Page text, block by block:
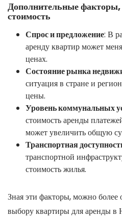
Дополнительные
стоимость
Спрос и предложение: В
аренду квартир может
ценах.
Состояние рынка
ситуация в стране и
цены.
Уровень коммунальных
стоимость аренды
может увеличить общую
Транспортная
транспортной
стоимость жилья.
Зная эти факторы, можно более
выбору квартиры для аренды в